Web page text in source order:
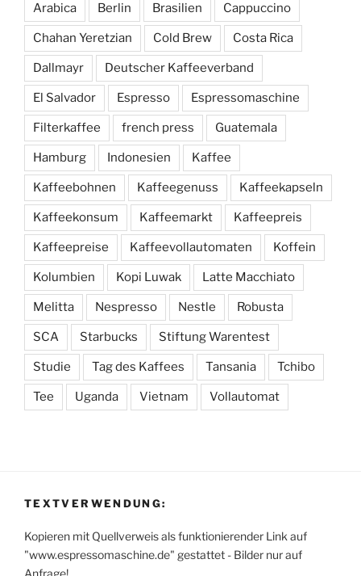
Arabica Berlin Brasilien Cappuccino
Chahan Yeretzian Cold Brew Costa Rica
Dallmayr Deutscher Kaffeeverband
El Salvador Espresso Espressomaschine
Filterkaffee french press Guatemala
Hamburg Indonesien Kaffee
Kaffeebohnen Kaffeegenuss Kaffeekapseln
Kaffeekonsum Kaffeemarkt Kaffeepreis
Kaffeepreise Kaffeevollautomaten Koffein
Kolumbien Kopi Luwak Latte Macchiato
Melitta Nespresso Nestle Robusta
SCA Starbucks Stiftung Warentest
Studie Tag des Kaffees Tansania Tchibo
Tee Uganda Vietnam Vollautomat
TEXTVERWENDUNG:
Kopieren mit Quellverweis als funktionierender Link auf
"www.espressomaschine.de" gestattet - Bilder nur auf
Anfrage!